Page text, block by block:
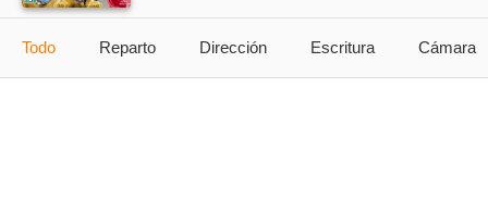
Todo Reparto Dirección Escritura Cámara